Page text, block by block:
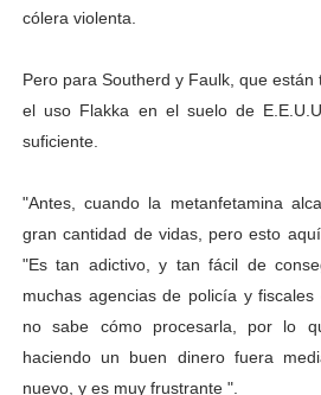
cólera violenta.
Pero para Southerd y Faulk, que
el uso Flakka en el suelo de
suficiente.
"Antes, cuando la metanfetamina
gran cantidad de vidas, pero esto
"Es tan adictivo, y tan fácil de
muchas agencias de policía y
no sabe cómo procesarla, por lo
haciendo un buen dinero fuera
nuevo, y es muy frustrante ".